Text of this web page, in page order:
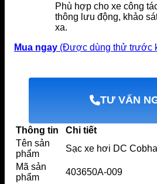
Phù hợp cho xe công
thông lưu động, khảo
xa.
Mua ngay (Được dùng thử trước
TƯ VẤN
Thông tin
Chi tiết
Tên sản
phẩm
Sạc xe hơi DC
Mã sản
phẩm
403650A-009